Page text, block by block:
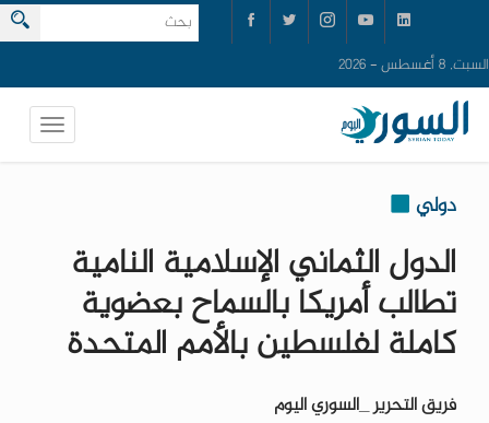
السبت, 8 أغسطس - 2026
دولي
الدول الثماني الإسلامية النامية
تطالب أمريكا بالسماح بعضوية
كاملة لفلسطين بالأمم المتحدة
فريق التحرير _السوري اليوم